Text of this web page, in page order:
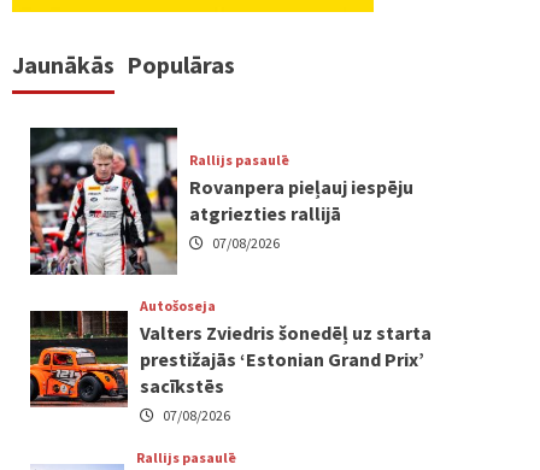
Jaunākās Populāras
Rallijs pasaulē
Rovanpera pieļauj iespēju
atgriezties rallijā
07/08/2026
Autošoseja
Valters Zviedris šonedēļ uz starta
prestižajās ‘Estonian Grand Prix’
sacīkstēs
07/08/2026
Rallijs pasaulē